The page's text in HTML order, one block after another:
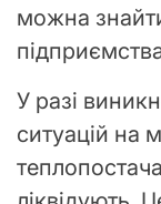
можна
У разі
ситуацій на